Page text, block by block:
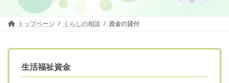
トップページ くらしの相談 資金の貸付
生活福祉資金